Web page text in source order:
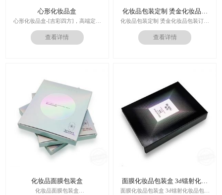
心形化妆品盒
心形化妆品盒-[吉彩四方]，高端定制
走心的礼品包装盒
多对1服务,德国SGD技术,3.0创意视觉
设计,实体工厂,德国海德堡7色UV印刷
查看详情
化妆品包装定制 烫金化妆品包
装订做
化妆品包装定制 烫金化妆品包装订做
厂家
印刷技术：专色印刷/四色印刷
作日
运输：全球发货，售后无忧
查看详情
化妆品面膜包装盒
化妆品面膜包装盒
面膜化妆品包装盒 3d镭射化妆
品包装盒
面膜化妆品包装盒 3d镭射化妆品包装